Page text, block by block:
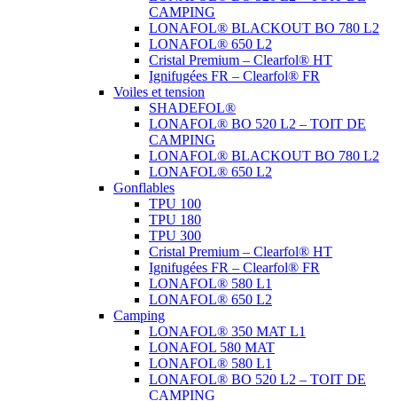
CAMPING
LONAFOL® BLACKOUT BO 780 L2
LONAFOL® 650 L2
Cristal Premium – Clearfol® HT
Ignifugées FR – Clearfol® FR
Voiles et tension
SHADEFOL®
LONAFOL® BO 520 L2 – TOIT DE
CAMPING
LONAFOL® BLACKOUT BO 780 L2
LONAFOL® 650 L2
Gonflables
TPU 100
TPU 180
TPU 300
Cristal Premium – Clearfol® HT
Ignifugées FR – Clearfol® FR
LONAFOL® 580 L1
LONAFOL® 650 L2
Camping
LONAFOL® 350 MAT L1
LONAFOL 580 MAT
LONAFOL® 580 L1
LONAFOL® BO 520 L2 – TOIT DE
CAMPING